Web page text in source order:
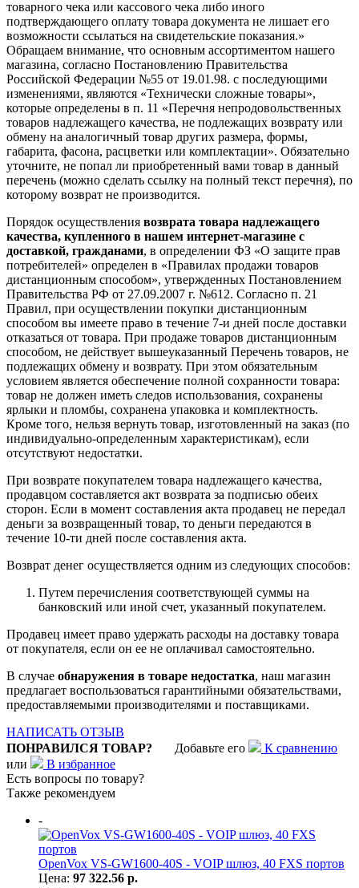
товарного чека или кассового чека либо иного
подтверждающего оплату товара документа не лишает его
возможности ссылаться на свидетельские показания.»
Обращаем внимание, что основным ассортиментом нашего
магазина, согласно Постановлению Правительства
Российской Федерации №55 от 19.01.98. с последующими
изменениями, являются «Технически сложные товары»,
которые определены в п. 11 «Перечня непродовольственных
товаров надлежащего качества, не подлежащих возврату или
обмену на аналогичный товар других размера, формы,
габарита, фасона, расцветки или комплектации». Обязательно
уточните, не попал ли приобретенный вами товар в данный
перечень (можно сделать ссылку на полный текст перечня), по
которому возврат не производится.
Порядок осуществления возврата товара надлежащего
качества, купленного в нашем интернет-магазине с
доставкой, гражданами, в определении ФЗ «О защите прав
потребителей» определен в «Правилах продажи товаров
дистанционным способом», утвержденных Постановлением
Правительства РФ от 27.09.2007 г. №612. Согласно п. 21
Правил, при осуществлении покупки дистанционным
способом вы имеете право в течение 7-и дней после доставки
отказаться от товара. При продаже товаров дистанционным
способом, не действует вышеуказанный Перечень товаров, не
подлежащих обмену и возврату. При этом обязательным
условием является обеспечение полной сохранности товара:
товар не должен иметь следов использования, сохранены
ярлыки и пломбы, сохранена упаковка и комплектность.
Кроме того, нельзя вернуть товар, изготовленный на заказ (по
индивидуально-определенным характеристикам), если
отсутствуют недостатки.
При возврате покупателем товара надлежащего качества,
продавцом составляется акт возврата за подписью обеих
сторон. Если в момент составления акта продавец не передал
деньги за возвращенный товар, то деньги передаются в
течение 10-ти дней после составления акта.
Возврат денег осуществляется одним из следующих способов:
Путем перечисления соответствующей суммы на
банковский или иной счет, указанный покупателем.
Продавец имеет право удержать расходы на доставку товара
от покупателя, если он ее не оплачивал самостоятельно.
В случае обнаружения в товаре недостатка, наш магазин
предлагает воспользоваться гарантийными обязательствами,
предоставляемыми производителями и поставщиками.
НАПИСАТЬ ОТЗЫВ
ПОНРАВИЛСЯ ТОВАР? Добавьте его
К сравнению
или
В избранное
Есть вопросы по товару?
Также рекомендуем
-
OpenVox VS-GW1600-40S - VOIP шлюз, 40 FXS портов
Цена: 97 322.56 р.